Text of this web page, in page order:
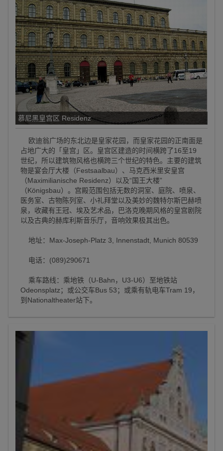
慕尼黑皇宫区 Residenz
欧迪翁广场的东北边是皇家花园，而皇家花园的正南面是
占地广大的「皇宫」区。皇宫区建造的时间横跨了16至19
世纪，所以建筑物风格也横跨三个世纪的特色。主要的建筑
物是宴会厅大楼（Festsaalbau）、马克西米里安皇宫
（Maximilianische Residenz）以及“国王大楼”
（Königsbau）。宫殿范围包括无数的洞室、庭院、喷泉、
医务室、古物陈列室、小礼拜堂以及美妙的魏特尔斯巴赫喷
泉，收藏有王冠、埃及艺术品，巴洛克晚期风格的皇宫剧院
以及古典的赫库利斯音乐厅，音响效果极其出色。
地址：Max-Joseph-Platz 3, Innenstadt, Munich 80539
电话：(089)290671
乘车路线：乘地铁（U-Bahn，U3-U6）至地铁站
Odeonsplatz；或公交车Bus 53；或乘有轨电车Tram 19，
到Nationaltheater站下。